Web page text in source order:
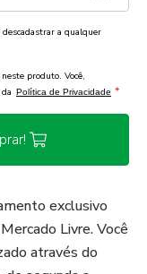
descadastrar a qualquer
produto. Você,
Política de Privacidade *
exclusivo
Livre. Você
através do